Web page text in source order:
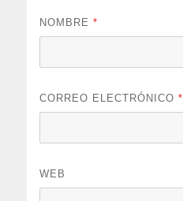
NOMBRE*
CORREO ELECTRÓNICO*
WEB